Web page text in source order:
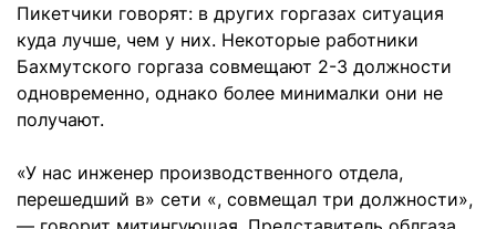
Пикетчики говорят: в других горгазах ситуация
куда лучше, чем у них. Некоторые работники
Бахмутского горгаза совмещают 2-3 должности
одновременно, однако более минималки они не
получают.
«У нас инженер производственного отдела,
перешедший в» сети «, совмещал три должности»,